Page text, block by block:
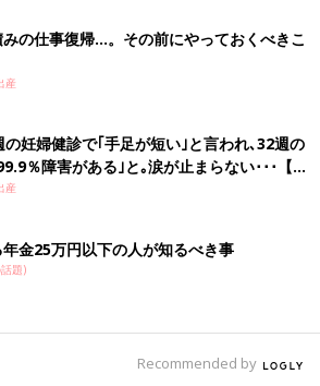
の仕事復帰…。その前にやっておくべきこ
産
の妊婦健診で｢手足が短い｣と言われ､32週の
％障害がある｣と｡涙が止まらない･･･【ス
ー症候群1型】
産
年金25万円以下の人が知るべき事
題)
Recommended by